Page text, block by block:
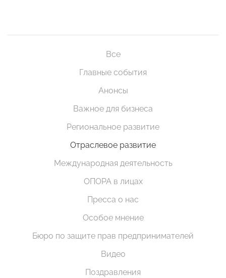
Все
Главные события
Анонсы
Важное для бизнеса
Региональное развитие
Отраслевое развитие
Международная деятельность
ОПОРА в лицах
Пресса о нас
Особое мнение
Бюро по защите прав предпринимателей
Видео
Поздравления